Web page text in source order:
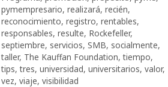
pymempresario, realizará, recién,
reconocimiento, registro, rentables,
responsables, resulte, Rockefeller,
septiembre, servicios, SMB, socialmente,
taller, The Kauffan Foundation,tiempo,
tips,tres, universidad, universitarios, valor,
vez, viaje, visibilidad